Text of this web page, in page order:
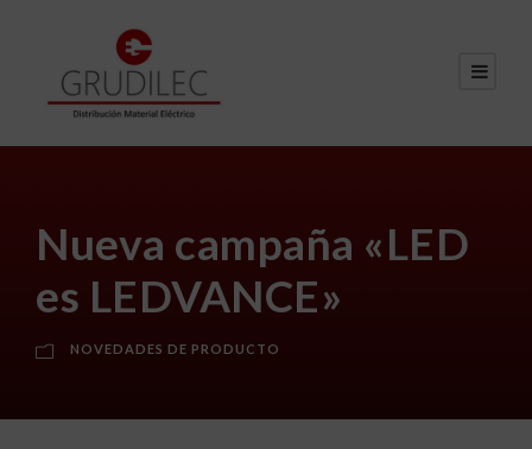
Nueva campaña «LED
es LEDVANCE»
NOVEDADES DE PRODUCTO